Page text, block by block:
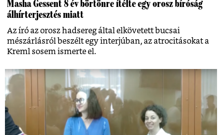
Masha Gessent 8 év börtönre ítélte egy orosz bíróság
álhírterjesztés miatt
Az író az orosz hadsereg által elkövetett bucsai
mészárlásról beszélt egy interjúban, az atrocitásokat a
Kreml sosem ismerte el.